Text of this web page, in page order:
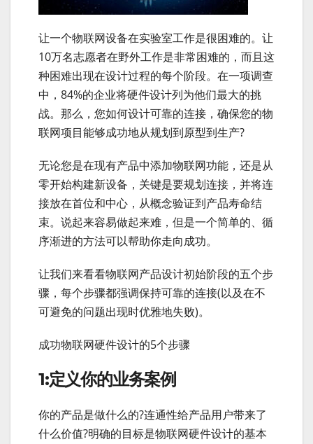
让一个物联网设备在实验室工作是很困难的。让
10万名志愿者在野外工作是非常困难的，而且这
种困难出现在设计过程的每个阶段。在一项调查
中，84%的企业将硬件设计列为他们最大的挑
战。那么，您如何设计可靠的连接，确保您的物
联网项目能够成功地从规划到原型到生产?
无论您是在现有产品中添加物联网功能，还是从
零开始构建新设备，关键是要规划连接，并将连
接放在首位和中心，从概念验证到产品寿命结
束。说起来容易做起来难，但是一个简单的、循
序渐进的方法可以帮助你走向成功。
让我们来看看物联网产品设计初始阶段的五个步
骤，每个步骤都强调保持可靠的连接(以及在不
可避免的问题出现时优雅地失败)。
成功物联网硬件设计的5个步骤
1:定义你的业务案例
你的产品是做什么的?连通性给产品用户带来了
什么价值?明确的目标是物联网硬件设计的基本